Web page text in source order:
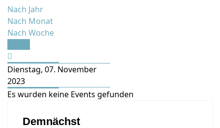
Nach Jahr
Nach Monat
Nach Woche
Dienstag, 07. November
2023
Es wurden keine Events gefunden
Demnächst